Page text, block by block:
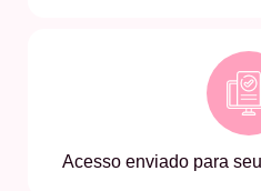
Acesso enviado para